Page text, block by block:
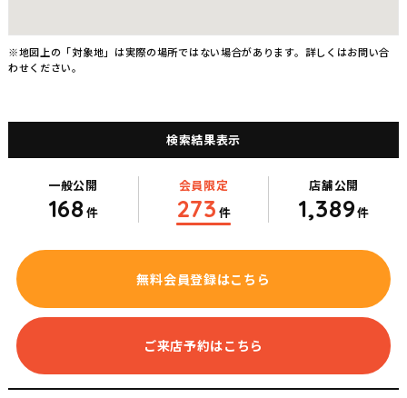
※地図上の「対象地」は実際の場所ではない場合があります。詳しくはお問い合
わせください。
検索結果表示
一般公開
168 件
会員限定
273 件
店舗公開
1,389件
無料会員登録はこちら
ご来店予約はこちら